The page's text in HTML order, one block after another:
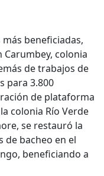
más beneficiadas,
colonia
de trabajos de
para 3.800
de plataforma
colonia Río Verde
se restauró la
de bacheo en el
beneficiando a